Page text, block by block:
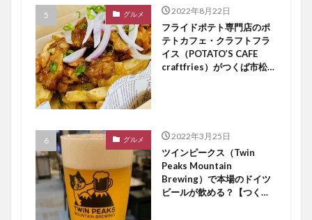
グルメ 2022年8月22日
フライドポテト専門店のポ
テトカフェ・クラフトフラ
イス（POTATO’S CAFE
craftfries）がつくば市松代
グルメ 2022年3月25日
ツインピークス（Twin
Peaks Mountain
Brewing）で本場のドイツ
ビールが飲める？【つくば